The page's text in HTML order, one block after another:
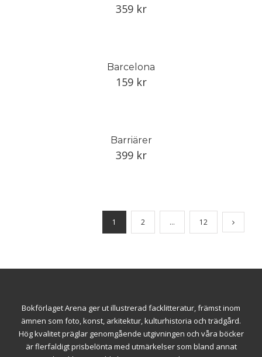
359 kr
Barcelona
159 kr
Barriärer
399 kr
1 2 … 12
Bokförlaget Arena ger ut illustrerad facklitteratur, främst inom
ämnen som foto, konst, arkitektur, kulturhistoria och trädgård.
Hög kvalitet präglar genomgående utgivningen och våra böcker
är flerfaldigt prisbelönta med utmärkelser som bland annat